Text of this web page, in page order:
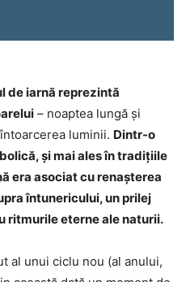
de iarnă reprezintă
– noaptea lungă și
luminii. Dintr-o
și mai ales în tradițiile
era asociat cu renașterea
întunericului, un prilej
ritmurile eterne ale naturii.
al unui ciclu nou (al anului,